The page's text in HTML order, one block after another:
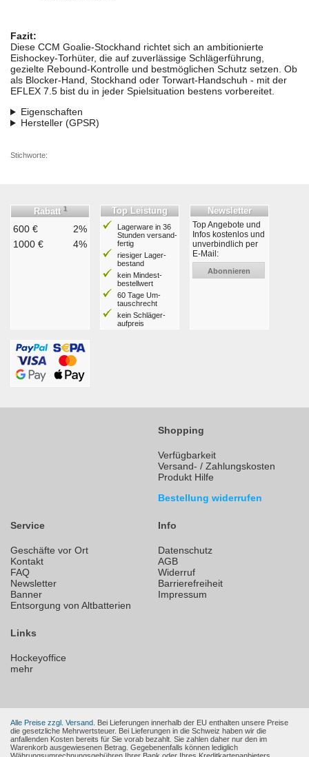
Fazit:
Diese CCM Goalie-Stockhand richtet sich an ambitionierte
Eishockey-Torhüter, die auf zuverlässige Schlägerführung,
gezielte Rebound-Kontrolle und bestmöglichen Schutz setzen. Ob
als Blocker-Hand, Stockhand oder Torwart-Handschuh - mit der
EFLEX 7.5 bist du in jeder Spielsituation bestens vorbereitet.
Eigenschaften
Hersteller (GPSR)
Stichworte:
Rabatt 1
600 €
2%
1000 €
4%
Top Leistung
Lagerware in 36
Stunden ver­sand­
fertig
riesiger Lager­
bestand
kein Mindest­
bestell­wert
60 Tage Um­
tausch­recht
kein Schläger­
aufpreis
Newsletter
Top Angebote und
Infos kostenlos und
unverbindlich per
E-Mail:
Abonnieren
Shopping
Verfügbarkeit
Versand- / Zahlungskosten
Produkt Hilfe
Bestellung widerrufen
Service
Geschäfte vor Ort
Kontakt
FAQ
Newsletter
Banner
Entsorgung von Altbatterien
Info
Datenschutz
AGB
Widerruf
Barrierefreiheit
Impressum
Links
Hockeyoffice
mehr
Alle Preise zzgl. Versand. Bei Lieferungen innerhalb der EU enthalten unsere Preise
die gesetzliche Mehrwertsteuer. Bei Lieferungen in die Schweiz haben wir die
anfallenden Kosten bereits für Sie vorab bezahlt. Sie zahlen daher nur den im
Warenkorb ausgewiesenen Betrag. Gegebenenfalls können lediglich